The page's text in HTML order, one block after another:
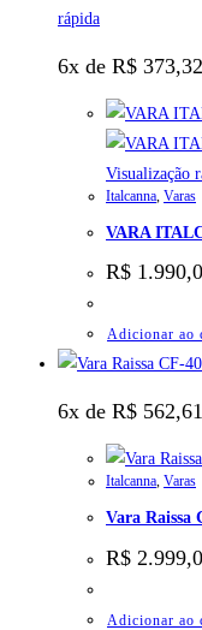
rápida
6x de R$ 373,32
Visualização
Italcanna, Varas
VARA
R$
Adicionar ao
6x de R$ 562,61
Italcanna, Varas
Vara Raissa
R$
Adicionar ao